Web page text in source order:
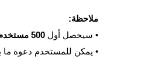
ملاحظة:
• سيحصل أول 500 مستخدم
• يمكن للمستخدم دعوة ما